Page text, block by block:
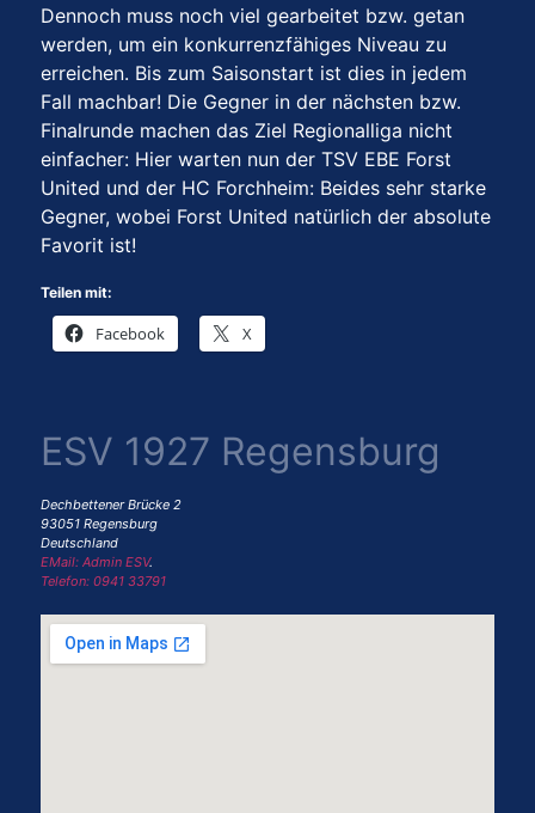
Dennoch muss noch viel gearbeitet bzw. getan
werden, um ein konkurrenzfähiges Niveau zu
erreichen. Bis zum Saisonstart ist dies in jedem
Fall machbar! Die Gegner in der nächsten bzw.
Finalrunde machen das Ziel Regionalliga nicht
einfacher: Hier warten nun der TSV EBE Forst
United und der HC Forchheim: Beides sehr starke
Gegner, wobei Forst United natürlich der absolute
Favorit ist!
Teilen mit:
Facebook X
ESV 1927 Regensburg
Dechbettener Brücke 2
93051 Regensburg
Deutschland
EMail: Admin ESV.
Telefon: 0941 33791